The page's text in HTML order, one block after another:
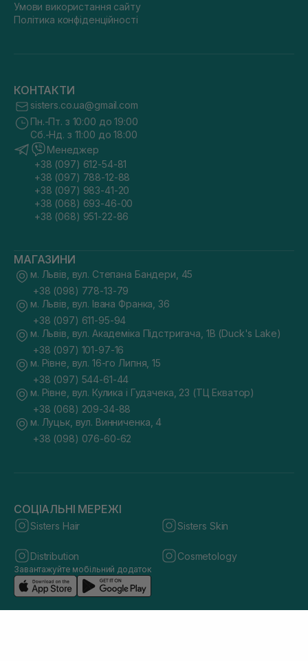
Умови використання сайту
Політика конфіденційності
КОНТАКТИ
sisters.co.ua@gmail.com
Пн.-Пт. з 10:00 до 19:00
Сб.-Нд. з 11:00 до 18:00
Менеджер
+38 (097) 612-54-81
+38 (097) 788-12-88
+38 (097) 983-41-20
+38 (068) 693-46-00
+38 (068) 951-22-86
МАГАЗИНИ
м. Львів, вул. Степана Бандери, 45
+38 (098) 778-13-79
м. Львів, вул. Івана Франка, 36
+38 (097) 611-95-94
м. Львів, вул. Академіка Підстригача, 1В (Duck's Lake)
+38 (097) 101-97-16
м. Рівне, вул. 16-го Липня, 15
+38 (097) 544-61-44
м. Рівне, вул. Кулика і Гудачека, 23 (ТЦ Екватор)
+38 (068) 209-34-88
м. Луцьк, вул. Винниченка, 4
+38 (098) 076-60-62
СОЦІАЛЬНІ МЕРЕЖІ
Sisters Hair Sisters Skin
Distribution Cosmetology
Завантажуйте мобільний додаток